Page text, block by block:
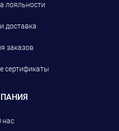
лояльности
доставка
заказов
сертификаты
нас